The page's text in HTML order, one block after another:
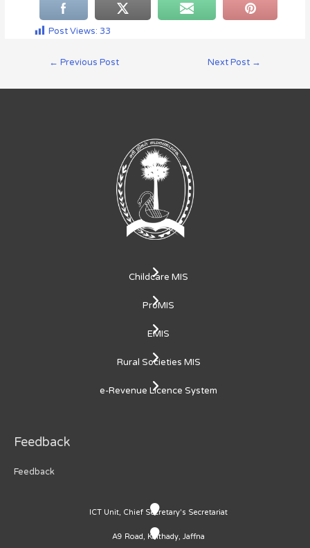
Post Views: 33
← Previous Post Next Post →
Childcare MIS
ProMIS
EMIS
Rural Societies MIS
e-Revenue Licence System
Feedback
Feedback
ICT Unit, Chief Secretary's Secretariat
A9 Road, Kaithady, Jaffna